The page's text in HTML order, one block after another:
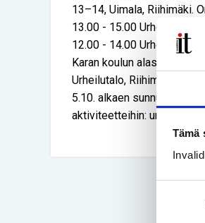
Tämä
13–14, Uimala, Riihimäki.
13.00 - 15.00 Urheilutalo,
12.00 - 14.00 Urheilutalo,
Karan koulun alasali,
Urheilutalo, Riihimäki
5.10. alkaen sunnuntaisin
aktiviteetteihin: